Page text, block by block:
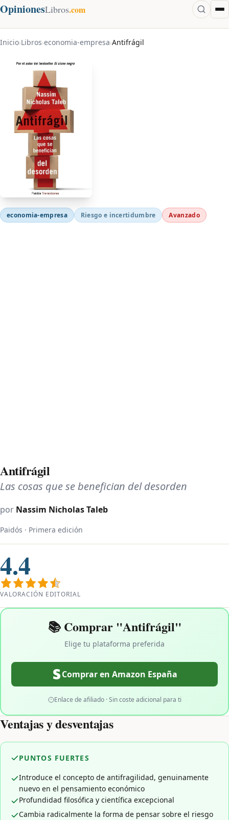
OpinionesLibros.com
Inicio›Libros›economia-empresa›Antifrágil
economia-empresa Riesgo e incertidumbre Avanzado
Antifrágil
Las cosas que se benefician del desorden
por Nassim Nicholas Taleb
Paidós · Primera edición
4.4
VALORACIÓN EDITORIAL
📚 Comprar "Antifrágil"
Elige tu plataforma preferida
Comprar en Amazon España
Enlace de afiliado · Sin coste adicional para ti
Ventajas y desventajas
PUNTOS FUERTES
Introduce el concepto de antifragilidad, genuinamente
nuevo en el pensamiento económico
Profundidad filosófica y científica excepcional
Cambia radicalmente la forma de pensar sobre el riesgo